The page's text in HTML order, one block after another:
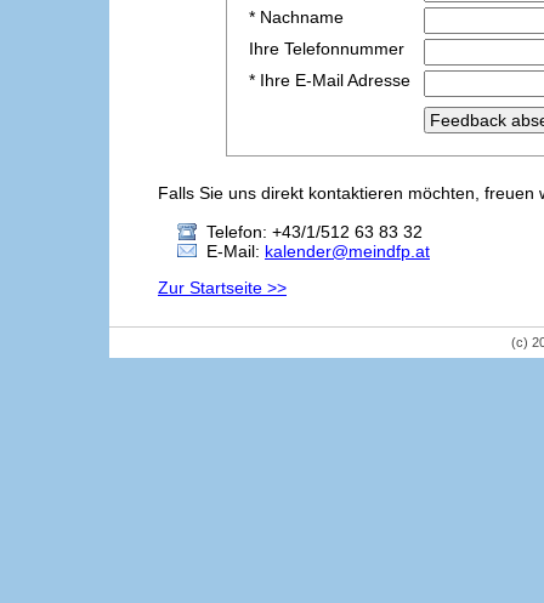
* Nachname
Ihre Telefonnummer
* Ihre E-Mail Adresse
Falls Sie uns direkt kontaktieren möchten,
Telefon: +43/1/512 63 83 32
E-Mail: kalender@meindfp.at
Zur Startseite >>
(c)